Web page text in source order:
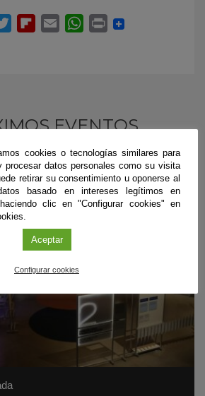
EVENTOS
cookies o tecnologías similares para
procesar datos personales como su visita
retirar su consentimiento u oponerse al
basado en intereses legítimos en
clic en "Configurar cookies" en
Aceptar
Configurar cookies